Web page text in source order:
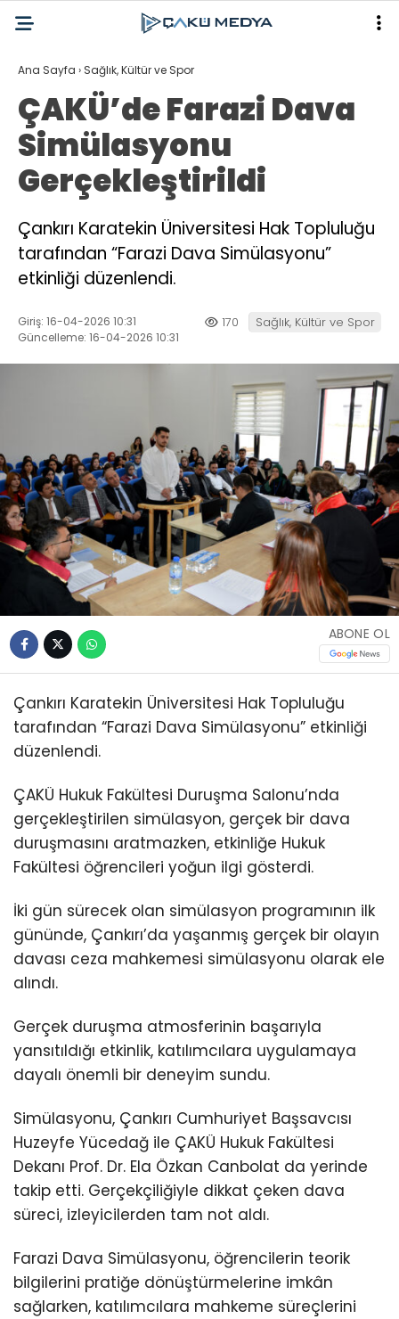
Ana Sayfa › Sağlık, Kültür ve Spor
ÇAKÜ’de Farazi Dava
Simülasyonu
Gerçekleştirildi
Çankırı Karatekin Üniversitesi Hak Topluluğu
tarafından “Farazi Dava Simülasyonu”
etkinliği düzenlendi.
Giriş: 16-04-2026 10:31
Güncelleme: 16-04-2026 10:31
170 Sağlık, Kültür ve Spor
ABONE OL
Çankırı Karatekin Üniversitesi Hak Topluluğu
tarafından “Farazi Dava Simülasyonu” etkinliği
düzenlendi.
ÇAKÜ Hukuk Fakültesi Duruşma Salonu’nda
gerçekleştirilen simülasyon, gerçek bir dava
duruşmasını aratmazken, etkinliğe Hukuk
Fakültesi öğrencileri yoğun ilgi gösterdi.
İki gün sürecek olan simülasyon programının ilk
gününde, Çankırı’da yaşanmış gerçek bir olayın
davası ceza mahkemesi simülasyonu olarak ele
alındı.
Gerçek duruşma atmosferinin başarıyla
yansıtıldığı etkinlik, katılımcılara uygulamaya
dayalı önemli bir deneyim sundu.
Simülasyonu, Çankırı Cumhuriyet Başsavcısı
Huzeyfe Yücedağ ile ÇAKÜ Hukuk Fakültesi
Dekanı Prof. Dr. Ela Özkan Canbolat da yerinde
takip etti. Gerçekçiliğiyle dikkat çeken dava
süreci, izleyicilerden tam not aldı.
Farazi Dava Simülasyonu, öğrencilerin teorik
bilgilerini pratiğe dönüştürmelerine imkân
sağlarken, katılımcılara mahkeme süreçlerini